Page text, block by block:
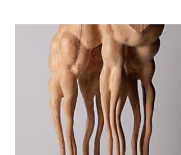
日本東京銀座檜畫廊《島津悠雕塑展》〈The Feeling of